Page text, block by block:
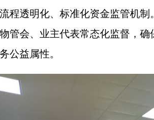
程透明化、标准化资金监管机
管会、业主代表常态化监督，
公益属性。